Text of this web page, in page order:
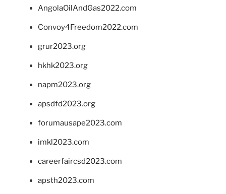
AngolaOilAndGas2022.com
Convoy4Freedom2022.com
grur2023.org
hkhk2023.org
napm2023.org
apsdfd2023.org
forumausape2023.com
imkl2023.com
careerfaircsd2023.com
apsth2023.com